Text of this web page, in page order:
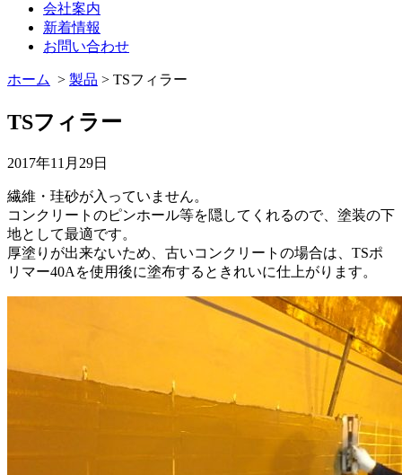
会社案内
新着情報
お問い合わせ
ホーム > 製品 > TSフィラー
TSフィラー
2017年11月29日
繊維・珪砂が入っていません。
コンクリートのピンホール等を隠してくれるので、塗装の下
地として最適です。
厚塗りが出来ないため、古いコンクリートの場合は、TSポ
リマー40Aを使用後に塗布するときれいに仕上がります。